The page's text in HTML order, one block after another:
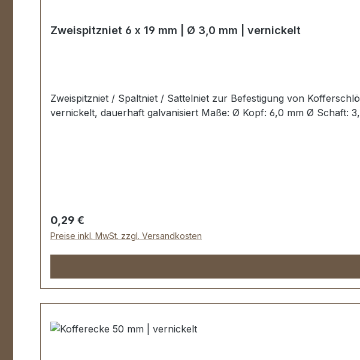
Zweispitzniet 6 x 19 mm | Ø 3,0 mm | vernickelt
Zweispitzniet / Spaltniet / Sattelniet zur Befestigung von Kofferschlössern, Plaketten
Regulärer Preis:
0,29 €
Preise inkl. MwSt. zzgl. Versandkosten